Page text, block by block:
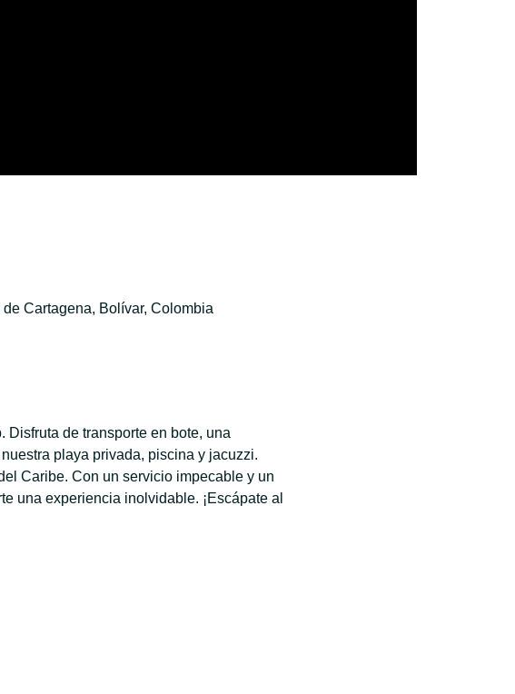
Cartagena, Bolívar, Colombia
de transporte en bote, una
playa privada, piscina y jacuzzi.
Caribe. Con un servicio impecable y un
una experiencia inolvidable. ¡Escápate al